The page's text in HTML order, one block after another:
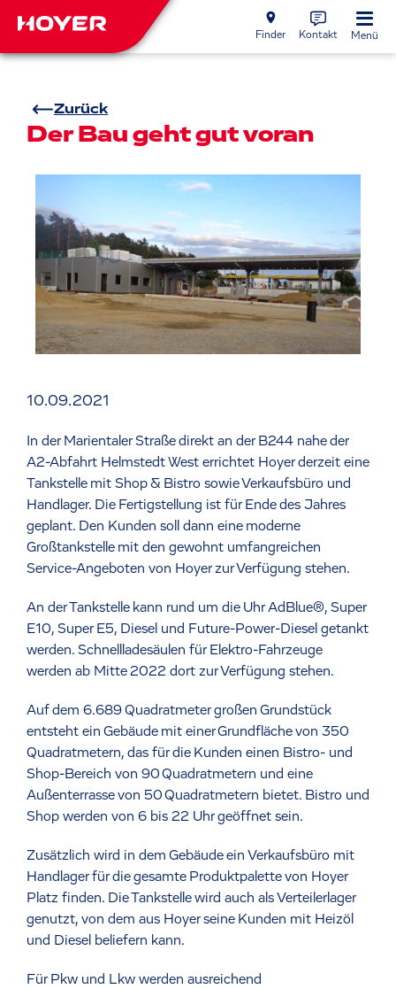
Finder Kontakt Menü
Zurück
Der Bau geht gut voran
10.09.2021
In der Marientaler Straße direkt an der B244 nahe der
A2-Abfahrt Helmstedt West errichtet Hoyer derzeit eine
Tankstelle mit Shop & Bistro sowie Verkaufsbüro und
Handlager. Die Fertigstellung ist für Ende des Jahres
geplant. Den Kunden soll dann eine moderne
Großtankstelle mit den gewohnt umfangreichen
Service-Angeboten von Hoyer zur Verfügung stehen.
An der Tankstelle kann rund um die Uhr AdBlue®, Super
E10, Super E5, Diesel und Future-Power-Diesel getankt
werden. Schnellladesäulen für Elektro-Fahrzeuge
werden ab Mitte 2022 dort zur Verfügung stehen.
Auf dem 6.689 Quadratmeter großen Grundstück
entsteht ein Gebäude mit einer Grundfläche von 350
Quadratmetern, das für die Kunden einen Bistro- und
Shop-Bereich von 90 Quadratmetern und eine
Außenterrasse von 50 Quadratmetern bietet. Bistro und
Shop werden von 6 bis 22 Uhr geöffnet sein.
Zusätzlich wird in dem Gebäude ein Verkaufsbüro mit
Handlager für die gesamte Produktpalette von Hoyer
Platz finden. Die Tankstelle wird auch als Verteilerlager
genutzt, von dem aus Hoyer seine Kunden mit Heizöl
und Diesel beliefern kann.
Für Pkw und Lkw werden ausreichend